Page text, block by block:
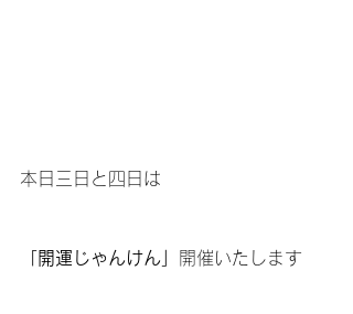
本日三日と四日は
「開運じゃんけん」 開催いたします